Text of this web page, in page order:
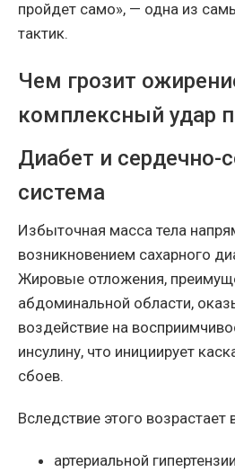
пройдет само», — одна из
тактик.
Чем грозит
комплексный удар
Диабет и сердечно-
система
Избыточная масса тела
возникновением сахарного
Жировые отложения,
абдоминальной области,
воздействие на
инсулину, что инициирует
сбоев.
Вследствие этого возрастает
артериальной гипертензии